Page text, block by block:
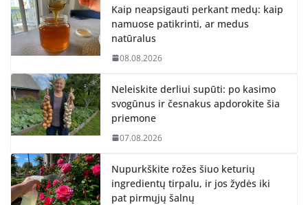
Kaip neapsigauti perkant medų: kaip
namuose patikrinti, ar medus
natūralus
08.08.2026
Neleiskite derliui supūti: po kasimo
svogūnus ir česnakus apdorokite šia
priemone
07.08.2026
Nupurkškite rožes šiuo keturių
ingredientų tirpalu, ir jos žydės iki
pat pirmųjų šalnų